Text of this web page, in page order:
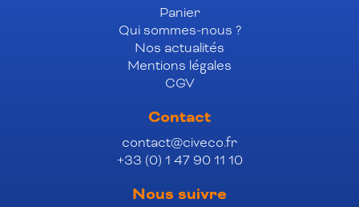
Panier
Qui sommes-nous ?
Nos actualités
Mentions légales
CGV
Contact
contact@civeco.fr
+33 (0) 1 47 90 11 10
Nous suivre